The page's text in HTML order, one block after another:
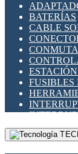
BATERÍAS
CABLE
FUSIBLES
MONTAJE